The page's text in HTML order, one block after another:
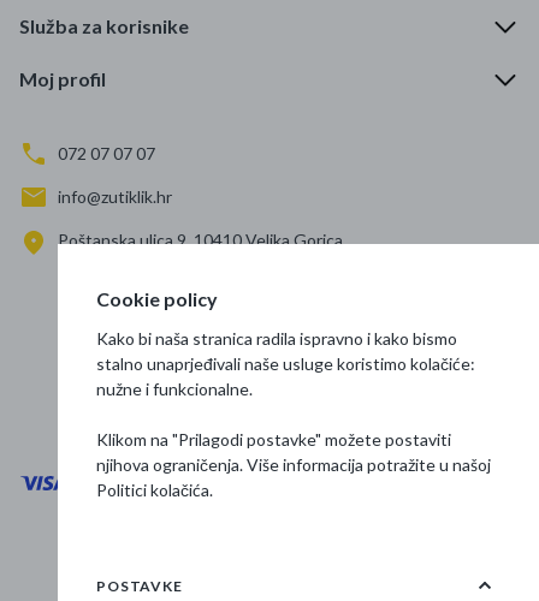
Služba za korisnike
Moj profil
072 07 07 07
info@zutiklik.hr
Poštanska ulica 9, 10410 Velika Gorica
Prati nas
Osnovne informacije
Cookie policy
Kako bi naša stranica radila ispravno i kako bismo
stalno unaprjeđivali naše usluge koristimo kolačiće:
nužne i funkcionalne.
Klikom na "Prilagodi postavke" možete postaviti
njihova ograničenja. Više informacija potražite u našoj
Politici kolačića.
POSTAVKE